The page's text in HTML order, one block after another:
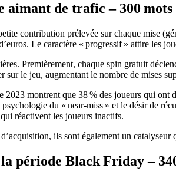
aimant de trafic – 300 mots
contribution prélevée sur chaque mise
Le caractère « progressif » attire les
Premièrement, chaque spin gratuit
le jeu, augmentant le nombre de mises
2023 montrent que 38 % des joueurs qui
du « near‑miss » et le désir de
réactivent les joueurs inactifs.
ils sont également un
période Black Friday –